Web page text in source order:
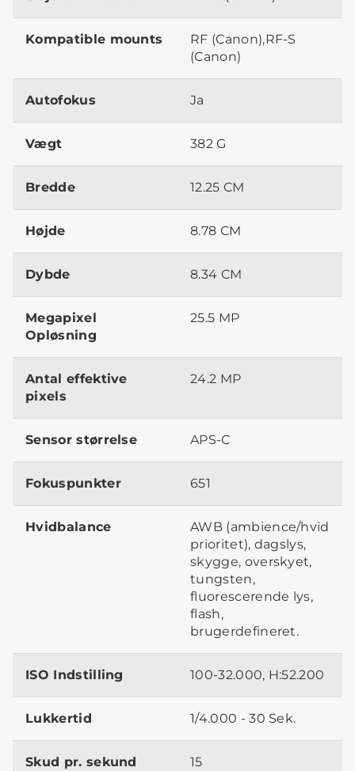
Kompatible mounts
RF (Canon),RF-S
(Canon)
Autofokus Ja
Vægt 382 G
Bredde 12.25 CM
Højde 8.78 CM
Dybde 8.34 CM
Megapixel
Opløsning
25.5 MP
Antal effektive
pixels
24.2 MP
Sensor størrelse APS-C
Fokuspunkter 651
Hvidbalance
AWB (ambience/hvid
prioritet), dagslys,
skygge, overskyet,
tungsten,
fluorescerende lys,
flash,
brugerdefineret.
ISO Indstilling 100-32.000, H:52.200
Lukkertid 1/4.000 - 30 Sek.
Skud pr. sekund
15